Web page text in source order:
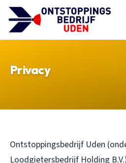
Privacy
Ontstoppingsbedrijf Uden
Loodgietersbedrijf Holding